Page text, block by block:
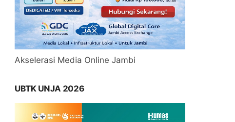
Akselerasi Media Online Jambi
UBTK UNJA 2026